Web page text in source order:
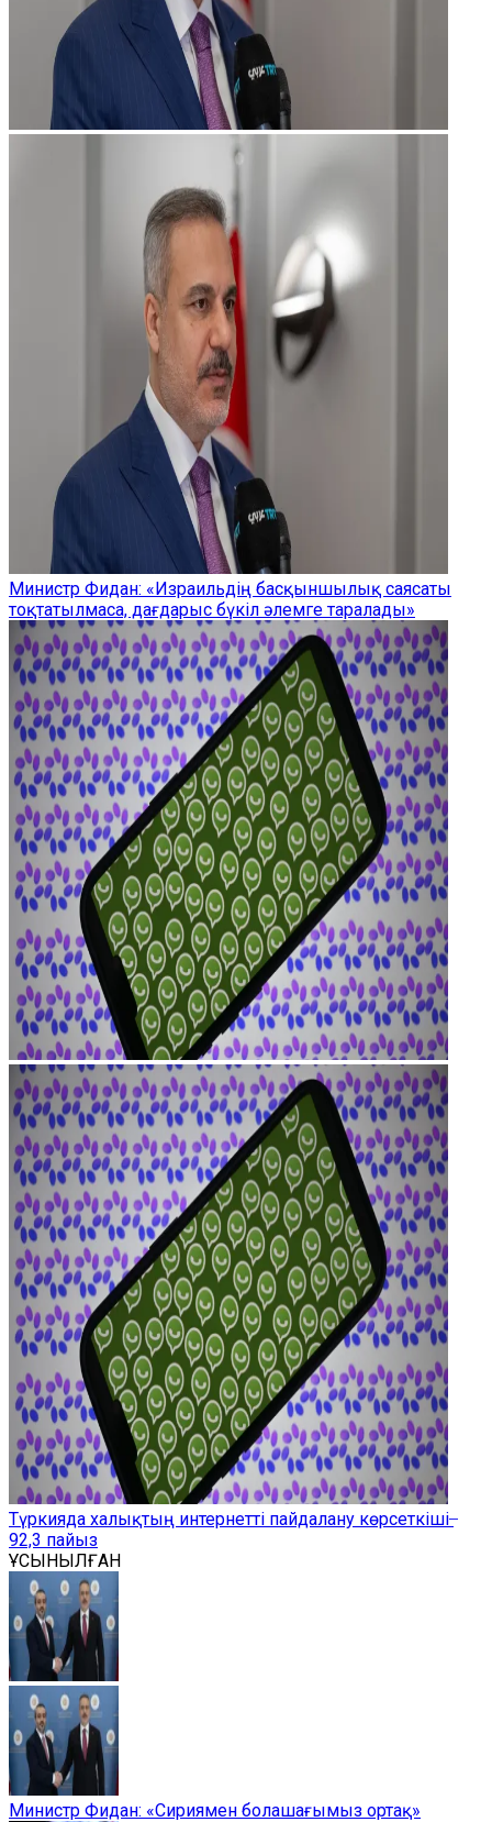
Министр Фидан: «Израильдің басқыншылық саясаты
тоқтатылмаса, дағдарыс бүкіл әлемге таралады»
Түркияда халықтың интернетті пайдалану көрсеткіші ̶
92,3 пайыз
ҰСЫНЫЛҒАН
Министр Фидан: «Сириямен болашағымыз ортақ»